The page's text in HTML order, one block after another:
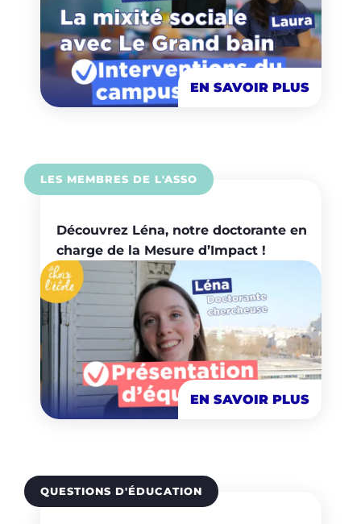
EN SAVOIR PLUS
LES MEMBRES DE L'ASSO
Découvrez Léna, notre doctorante en
charge de la Mesure d’Impact !
EN SAVOIR PLUS
QUESTIONS D'ÉDUCATION